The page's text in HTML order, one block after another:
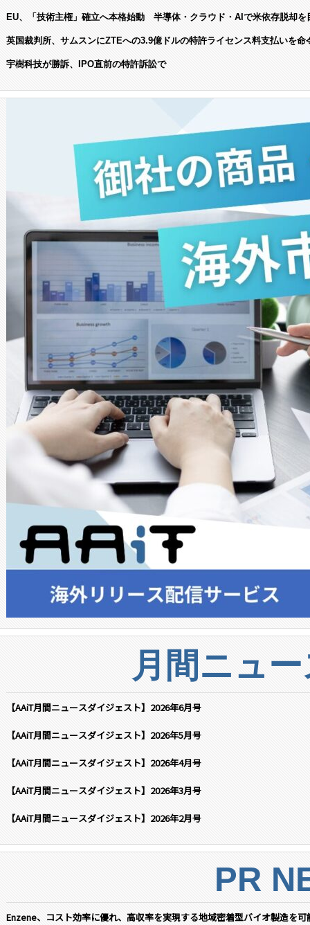
EU、「技術主権」確立へ本格始動 半導体・クラウド・AIで米依存脱却を
英国裁判所、サムスンにZTEへの3.9億ドルの特許ライセンス料支払いを命
宇樹科技が勝訴、IPO直前の特許訴訟で
月間ニュ
【AAiT月間ニュースダイジェスト】2026年6月号
【AAiT月間ニュースダイジェスト】2026年5月号
【AAiT月間ニュースダイジェスト】2026年4月号
【AAiT月間ニュースダイジェスト】2026年3月号
【AAiT月間ニュースダイジェスト】2026年2月号
PR
Enzene、コスト効率に優れ、高収率を実現する地域密着型バイオ製造を